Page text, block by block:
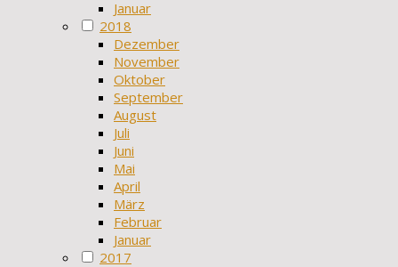
Januar
2018
Dezember
November
Oktober
September
August
Juli
Juni
Mai
April
März
Februar
Januar
2017